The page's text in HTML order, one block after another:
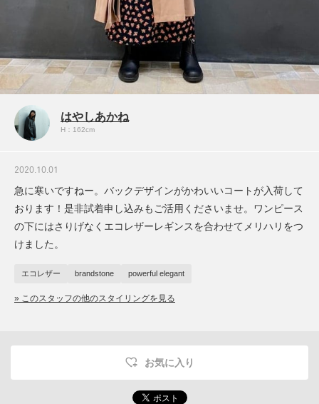
はやしあかね
H：162cm
2020.10.01
急に寒いですねー。バックデザインがかわいいコートが入荷して
おります！是非試着申し込みもご活用くださいませ。ワンピース
の下にはさりげなくエコレザーレギンスを合わせてメリハリをつ
けました。
エコレザー brandstone powerful elegant
» このスタッフの他のスタイリングを見る
お気に入り